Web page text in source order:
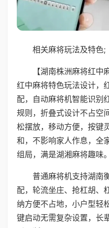
相关麻将玩法及特色;
【湖南株洲麻将红
红中麻将特色玩法设计，
配，自动麻将机智能识别
规则，折叠式设计不占空
松摆放，移动方便，按键
和，不影响家人作息，全
组局，满是湖湘麻将趣味。
普通麻将机支持湖南
配，轮流坐庄、抢杠胡、
纳方便不占地，小户型轻
键启动无需复杂设置，长